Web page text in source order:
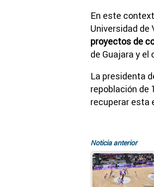
En este
Universidad de
proyectos de
de Guajara y el
La presidenta
repoblación de
recuperar esta
Noticia anterior